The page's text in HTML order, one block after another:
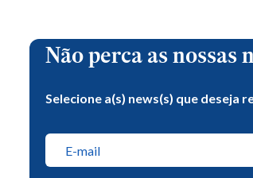
Não perca as nossas
Selecione a(s) news(s) que deseja